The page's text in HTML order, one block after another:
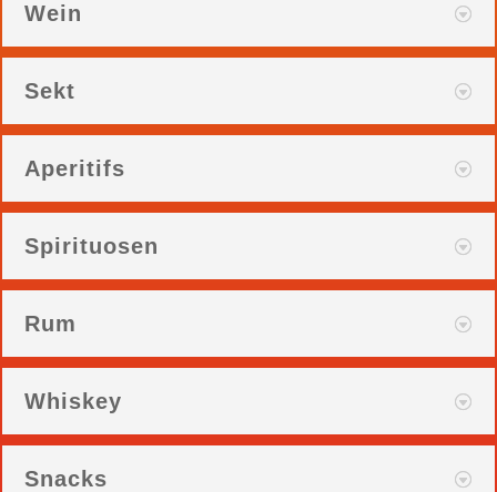
Wein
Sekt
Aperitifs
Spirituosen
Rum
Whiskey
Snacks